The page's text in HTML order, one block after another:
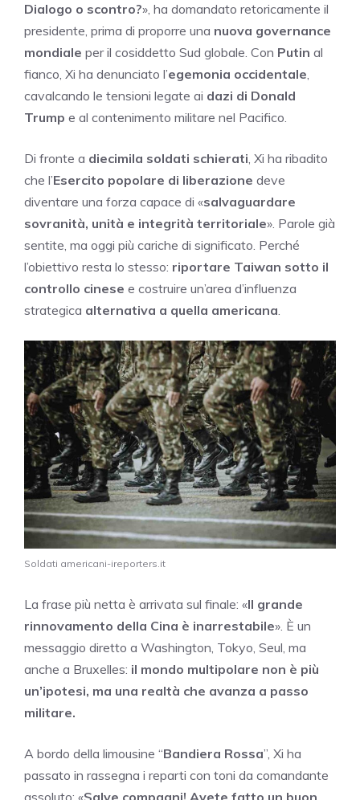
Dialogo o scontro?», ha domandato retoricamente il
presidente, prima di proporre una nuova governance
mondiale per il cosiddetto Sud globale. Con Putin al
fianco, Xi ha denunciato l’egemonia occidentale,
cavalcando le tensioni legate ai dazi di Donald
Trump e al contenimento militare nel Pacifico.
Di fronte a diecimila soldati schierati, Xi ha ribadito
che l’Esercito popolare di liberazione deve
diventare una forza capace di «salvaguardare
sovranità, unità e integrità territoriale». Parole già
sentite, ma oggi più cariche di significato. Perché
l’obiettivo resta lo stesso: riportare Taiwan sotto il
controllo cinese e costruire un’area d’influenza
strategica alternativa a quella americana.
Soldati americani-ireporters.it
La frase più netta è arrivata sul finale: «Il grande
rinnovamento della Cina è inarrestabile». È un
messaggio diretto a Washington, Tokyo, Seul, ma
anche a Bruxelles: il mondo multipolare non è più
un’ipotesi, ma una realtà che avanza a passo
militare.
A bordo della limousine “Bandiera Rossa”, Xi ha
passato in rassegna i reparti con toni da comandante
assoluto: «Salve compagni! Avete fatto un buon